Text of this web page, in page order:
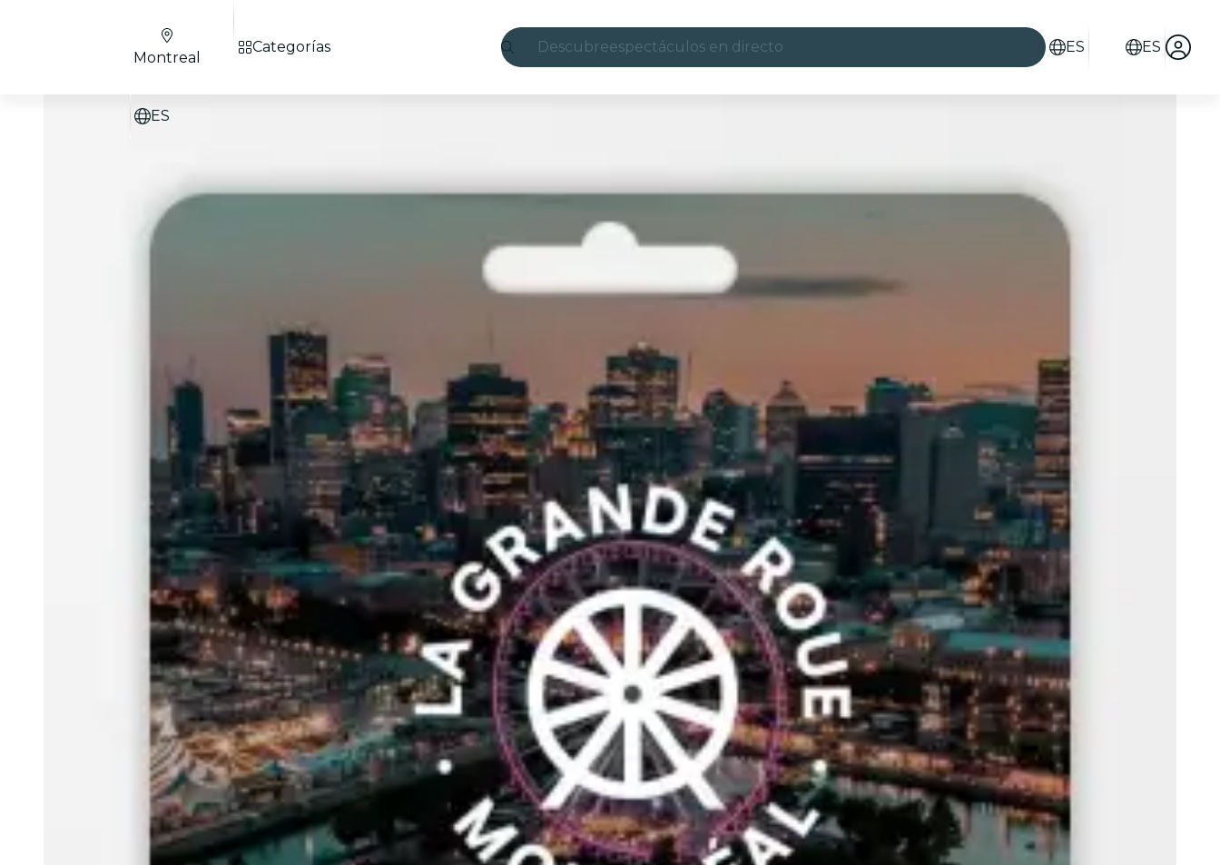
Descubreespectáculos en directo
São Paulo
exposiciones
recorridos por la ciudad
conciertos
restaurantes
cine
ES ES
Montreal
ES
Categorías